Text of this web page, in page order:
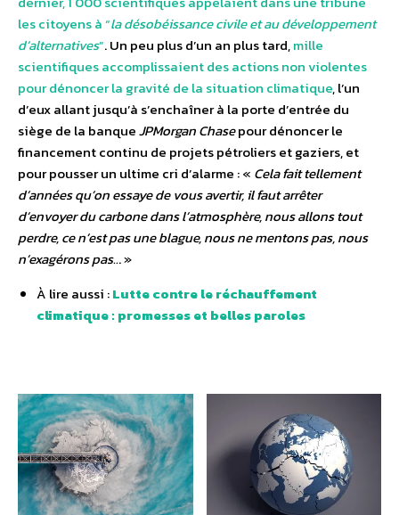
les citoyens à “la désobéissance civile et au développement
d’alternatives”. Un peu plus d’un an plus tard,mille
scientifiques accomplissaient des actions non violentes
pour dénoncer la gravité de la situation climatique, l’un
d’eux allant jusqu’à s’enchaîner à la porte d’entrée du
siège de la banqueJPMorgan Chasepour dénoncer le
financement continu de projets pétroliers et gaziers, et
pour pousser un ultime cri d’alarme : « Cela fait tellement
d’années qu’on essaye de vous avertir, il faut arrêter
d’envoyer du carbone dans l’atmosphère, nous allons tout
perdre, ce n’est pas une blague, nous ne mentons pas, nous
n’exagérons pas... »
À lire aussi :Lutte contre le réchauffement
climatique : promesses et belles paroles